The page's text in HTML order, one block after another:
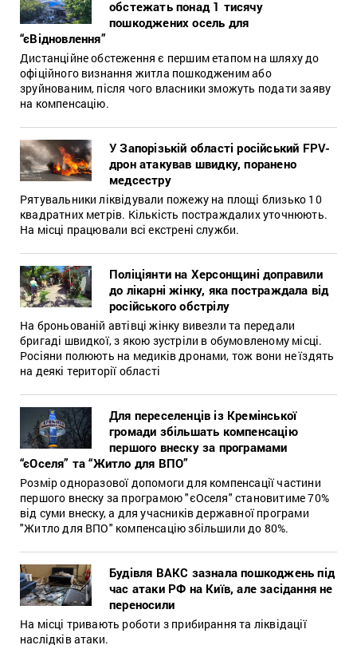
обстежать понад 1 тисячу
пошкоджених осель для
“єВідновлення”
Дистанційне обстеження є першим етапом на шляху до
офіційного визнання житла пошкодженим або
зруйнованим, після чого власники зможуть подати заяву
на компенсацію.
У Запорізькій області російський FPV-
дрон атакував швидку, поранено
медсестру
Рятувальники ліквідували пожежу на площі близько 10
квадратних метрів. Кількість постраждалих уточнюють.
На місці працювали всі екстрені служби.
Поліціянти на Херсонщині доправили
до лікарні жінку, яка постраждала від
російського обстрілу
На броньованій автівці жінку вивезли та передали
бригаді швидкої, з якою зустріли в обумовленому місці.
Росіяни полюють на медиків дронами, тож вони не їздять
на деякі території області
Для переселенців із Кремінської
громади збільшать компенсацію
першого внеску за програмами
“єОселя” та “Житло для ВПО”
Розмір одноразової допомоги для компенсації частини
першого внеску за програмою "єОселя" становитиме 70%
від суми внеску, а для учасників державної програми
"Житло для ВПО" компенсацію збільшили до 80%.
Будівля ВАКС зазнала пошкоджень під
час атаки РФ на Київ, але засідання не
переносили
На місці тривають роботи з прибирання та ліквідації
наслідків атаки.